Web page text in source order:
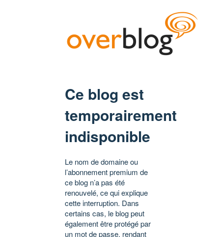
Ce blog est
temporairement
indisponible
Le nom de domaine ou
l’abonnement premium de
ce blog n’a pas été
renouvelé, ce qui explique
cette interruption. Dans
certains cas, le blog peut
également être protégé par
un mot de passe, rendant